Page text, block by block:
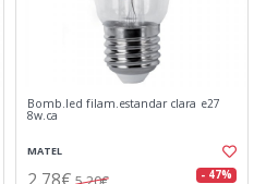
Bomb.led filam.estandar clara e27
8w.ca
MATEL
- 47%